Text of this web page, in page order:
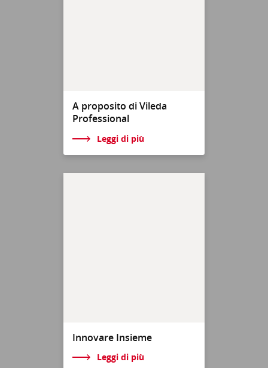
A proposito di Vileda
Professional
Leggi di più
Innovare Insieme
Leggi di più